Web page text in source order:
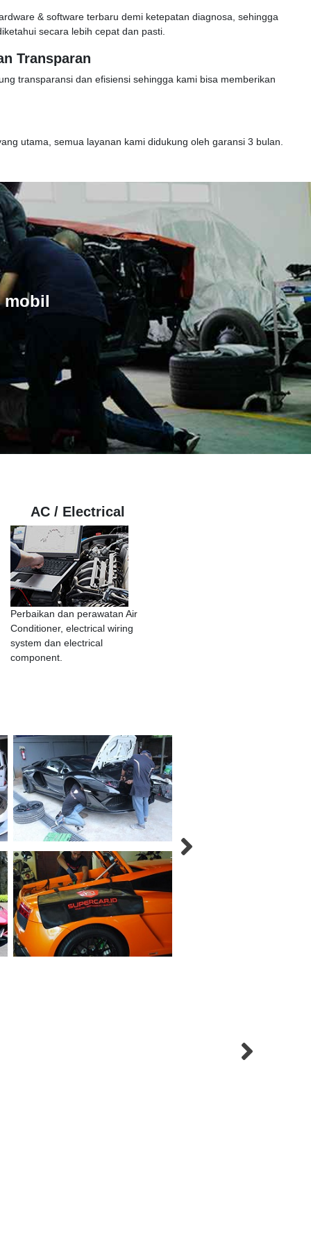
& software terbaru demi ketepatan diagnosa, sehingga
secara lebih cepat dan pasti.
Transparan
transparansi dan efisiensi sehingga kami bisa memberikan
utama, semua layanan kami didukung oleh garansi 3 bulan.
mobil
AC / Electrical
Perbaikan dan perawatan Air
Conditioner, electrical wiring
system dan electrical
component.